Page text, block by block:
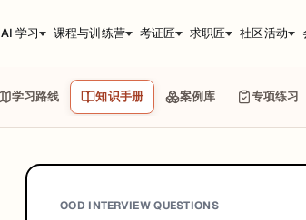
AI 学习 课程与训练营 考证匠 求职匠 社区活动
学习路线 知识手册 案例库 专项练习
OOD INTERVIEW QUESTIONS